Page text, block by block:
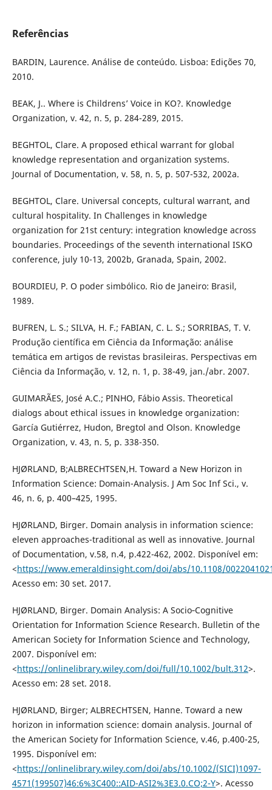
Referências
BARDIN, Laurence. Análise de conteúdo. Lisboa: Edições 70,
2010.
BEAK, J.. Where is Childrens’ Voice in KO?. Knowledge
Organization, v. 42, n. 5, p. 284-289, 2015.
BEGHTOL, Clare. A proposed ethical warrant for global
knowledge representation and organization systems.
Journal of Documentation, v. 58, n. 5, p. 507-532, 2002a.
BEGHTOL, Clare. Universal concepts, cultural warrant, and
cultural hospitality. In Challenges in knowledge
organization for 21st century: integration knowledge across
boundaries. Proceedings of the seventh international ISKO
conference, july 10-13, 2002b, Granada, Spain, 2002.
BOURDIEU, P. O poder simbólico. Rio de Janeiro: Brasil,
1989.
BUFREN, L. S.; SILVA, H. F.; FABIAN, C. L. S.; SORRIBAS, T. V.
Produção científica em Ciência da Informação: análise
temática em artigos de revistas brasileiras. Perspectivas em
Ciência da Informação, v. 12, n. 1, p. 38-49, jan./abr. 2007.
GUIMARÃES, José A.C.; PINHO, Fábio Assis. Theoretical
dialogs about ethical issues in knowledge organization:
García Gutiérrez, Hudon, Bregtol and Olson. Knowledge
Organization, v. 43, n. 5, p. 338-350.
HJØRLAND, B;ALBRECHTSEN,H. Toward a New Horizon in
Information Science: Domain-Analysis. J Am Soc Inf Sci., v.
46, n. 6, p. 400–425, 1995.
HJØRLAND, Birger. Domain analysis in information science:
eleven approaches-traditional as well as innovative. Journal
of Documentation, v.58, n.4, p.422-462, 2002. Disponível em:
<https://www.emeraldinsight.com/doi/abs/10.1108/
Acesso em: 30 set. 2017.
HJØRLAND, Birger. Domain Analysis: A Socio‐Cognitive
Orientation for Information Science Research. Bulletin of the
American Society for Information Science and Technology,
2007. Disponível em:
<https://onlinelibrary.wiley.com/doi/full/10.1002/bult.312>.
Acesso em: 28 set. 2018.
HJØRLAND, Birger; ALBRECHTSEN, Hanne. Toward a new
horizon in information science: domain analysis. Journal of
the American Society for Information Science, v.46, p.400-25,
1995. Disponível em:
<https://onlinelibrary.wiley.com/doi/abs/10.1002/(SICI)1097-
4571(199507)46:6%3C400::AID-ASI2%3E3.0.CO;2-Y>. Acesso